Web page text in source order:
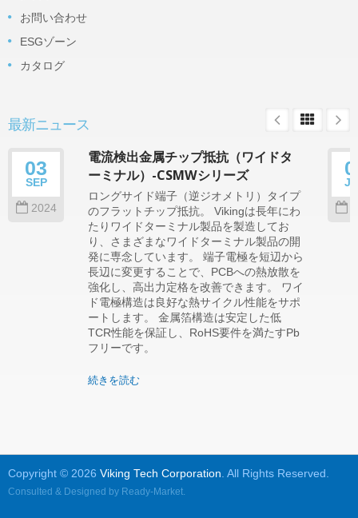
お問い合わせ
ESGゾーン
カタログ
最新ニュース
03
SEP
2024
電流検出金属チップ抵抗（ワイドタ
ーミナル）-CSMWシリーズ
ロングサイド端子（逆ジオメトリ）タイプ
のフラットチップ抵抗。 Vikingは長年にわ
たりワイドターミナル製品を製造してお
り、さまざまなワイドターミナル製品の開
発に専念しています。 端子電極を短辺から
長辺に変更することで、PCBへの熱放散を
強化し、高出力定格を改善できます。 ワイ
ド電極構造は良好な熱サイクル性能をサポ
ートします。 金属箔構造は安定した低
TCR性能を保証し、RoHS要件を満たすPb
フリーです。
続きを読む
Copyright © 2026 Viking Tech Corporation. All Rights Reserved.
Consulted & Designed by Ready-Market.